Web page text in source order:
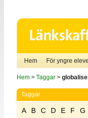
Hem För yngre
Hem> Taggar>
Taggar
A B C D E F G